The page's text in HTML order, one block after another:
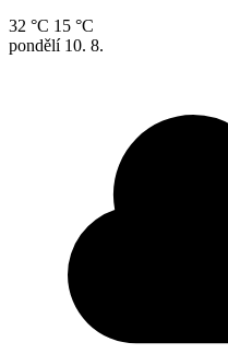
32 °C 15 °C
pondělí 10. 8.